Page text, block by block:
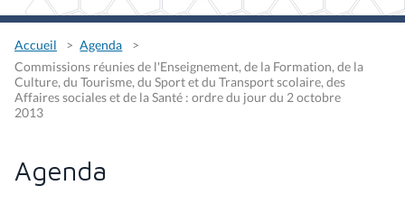
Accueil
Agenda
Commissions réunies de l'Enseignement, de la Formation, de la
Culture, du Tourisme, du Sport et du Transport scolaire, des
Affaires sociales et de la Santé : ordre du jour du 2 octobre
2013
Agenda